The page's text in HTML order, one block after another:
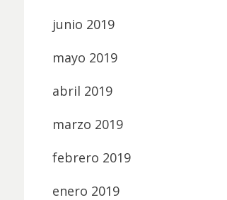
junio 2019
mayo 2019
abril 2019
marzo 2019
febrero 2019
enero 2019